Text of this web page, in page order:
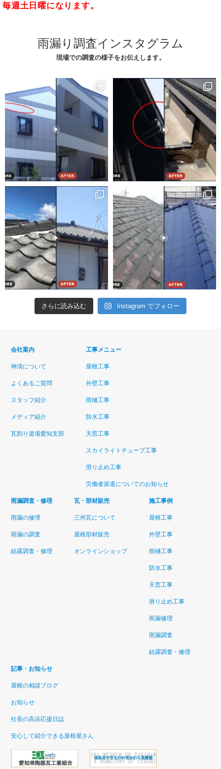
毎週土日曜になります。
雨漏り調査インスタグラム
現場での調査の様子をお伝えします。
さらに読み込む Instagram でフォロー
会社案内
神清について
よくあるご質問
スタッフ紹介
メディア紹介
瓦割り道場愛知支部
工事メニュー
屋根工事
外壁工事
雨樋工事
防水工事
天窓工事
スカイライトチューブ工事
滑り止め工事
労働者派遣についてのお知らせ
雨漏調査・修理
雨漏の修理
雨漏の調査
結露調査・修理
瓦・部材販売
三州瓦について
屋根部材販売
オンラインショップ
施工事例
屋根工事
外壁工事
雨樋工事
防水工事
天窓工事
滑り止め工事
雨漏修理
雨漏調査
結露調査・修理
記事・お知らせ
屋根の相談ブログ
お知らせ
社長の高浜応援日誌
安心して紹介できる屋根屋さん